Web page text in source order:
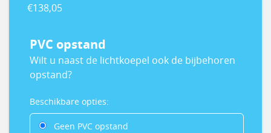
€138,05
PVC opstand
Wilt u naast de lichtkoepel ook de bijbehoren
opstand?
PVC
opstand
Beschikbare opties:
Geen PVC opstand